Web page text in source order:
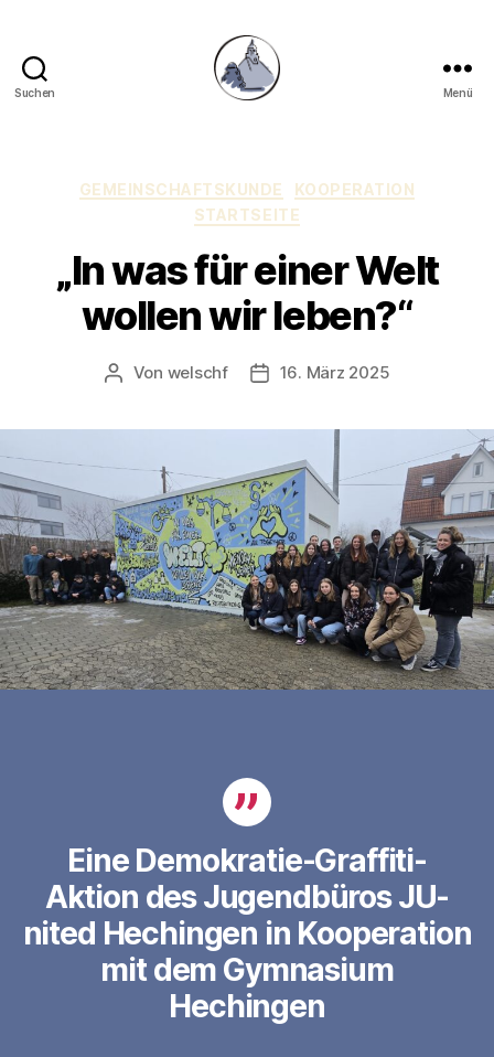
Suchen Menü
Kategorien
GEMEINSCHAFTSKUNDE
KOOPERATION
STARTSEITE
„In was für einer Welt
wollen wir leben?“
Beitragsautor
Von welschf Veröffentlichungsdatum
16. März 2025
Eine Demokratie-Graffiti-
Aktion des Jugendbüros JU-
nited Hechingen in Kooperation
mit dem Gymnasium
Hechingen